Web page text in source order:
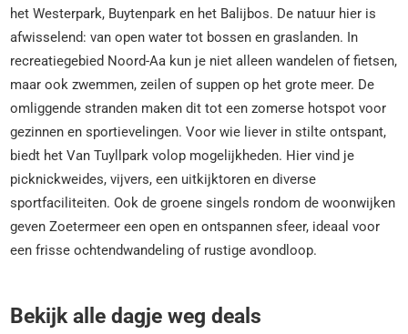
het Westerpark, Buytenpark en het Balijbos. De natuur hier is
afwisselend: van open water tot bossen en graslanden. In
recreatiegebied Noord-Aa kun je niet alleen wandelen of fietsen,
maar ook zwemmen, zeilen of suppen op het grote meer. De
omliggende stranden maken dit tot een zomerse hotspot voor
gezinnen en sportievelingen. Voor wie liever in stilte ontspant,
biedt het Van Tuyllpark volop mogelijkheden. Hier vind je
picknickweides, vijvers, een uitkijktoren en diverse
sportfaciliteiten. Ook de groene singels rondom de woonwijken
geven Zoetermeer een open en ontspannen sfeer, ideaal voor
een frisse ochtendwandeling of rustige avondloop.
Bekijk alle dagje weg deals